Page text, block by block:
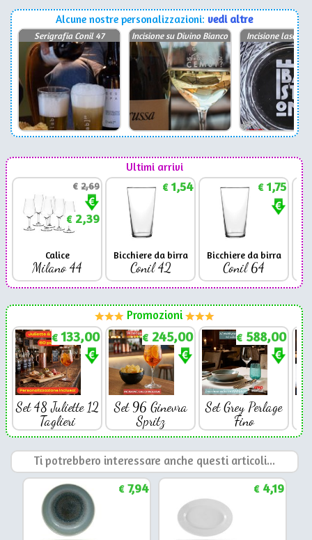
Alcune nostre personalizzazioni: vedi altre
Serigrafia Conil 47 Incisione su Divino Bianco Incisione laser
Ultimi arrivi
€2,69
€2,39
Calice
Milano 44
€1,54
Bicchiere da birra
Conil 42
€1,75
Bicchiere da birra
Conil 64
Promozioni
€ 133,00
Set 48 Juliette 12
Taglieri
€ 245,00
Set 96 Ginevra
Spritz
€ 588,00
Set Grey Perlage
Fino
Ti potrebbero interessare anche questi articoli...
€7,94 €4,19